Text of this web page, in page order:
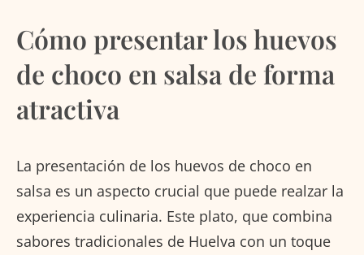
Cómo presentar los huevos
de choco en salsa de forma
atractiva
La presentación de los huevos de choco en
salsa es un aspecto crucial que puede realzar la
experiencia culinaria. Este plato, que combina
sabores tradicionales de Huelva con un toque